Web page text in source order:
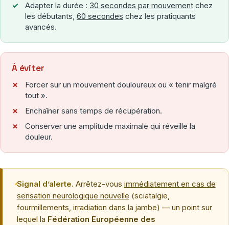
Adapter la durée : 30 secondes par mouvement chez
les débutants, 60 secondes chez les pratiquants
avancés.
À éviter
Forcer sur un mouvement douloureux ou « tenir malgré
tout ».
Enchaîner sans temps de récupération.
Conserver une amplitude maximale qui réveille la
douleur.
Signal d’alerte. Arrêtez-vous immédiatement en cas de
sensation neurologique nouvelle (sciatalgie,
fourmillements, irradiation dans la jambe) — un point sur
lequel la Fédération Européenne des